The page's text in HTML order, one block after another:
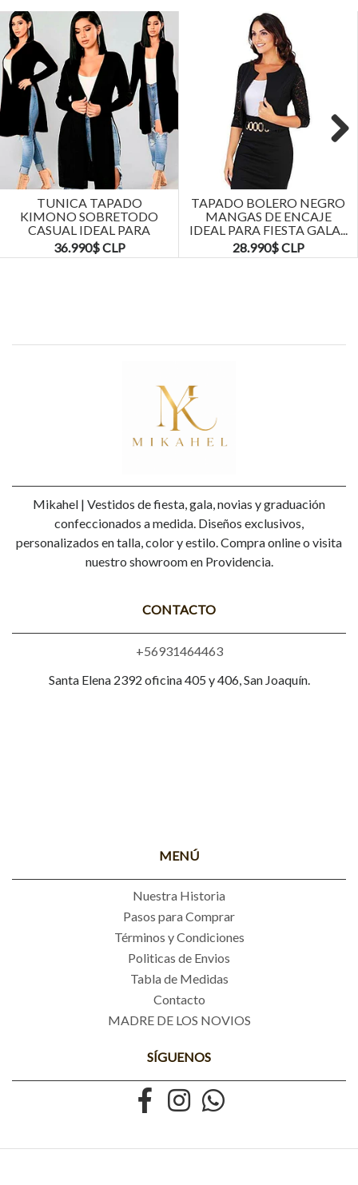
TUNICA TAPADO
KIMONO SOBRETODO
CASUAL IDEAL PARA
FIESTA COCTEL. TALLA...
36.990$ CLP
TAPADO BOLERO NEGRO
MANGAS DE ENCAJE
IDEAL PARA FIESTA GALA...
28.990$ CLP
Mikahel | Vestidos de fiesta, gala, novias y graduación
confeccionados a medida. Diseños exclusivos,
personalizados en talla, color y estilo. Compra online o visita
nuestro showroom en Providencia.
CONTACTO
+56931464463
Santa Elena 2392 oficina 405 y 406, San Joaquín.
MENÚ
Nuestra Historia
Pasos para Comprar
Términos y Condiciones
Politicas de Envios
Tabla de Medidas
Contacto
MADRE DE LOS NOVIOS
SÍGUENOS